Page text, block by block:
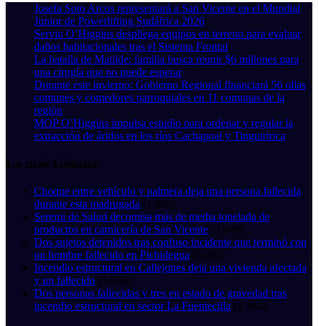
Josefa Soto Arcos representará a San Vicente en el Mundial
Junior de Powerlifting Sudáfrica 2026
Serviu O’Higgins despliega equipos en terreno para evaluar
daños habitacionales tras el Sistema Frontal
La batalla de Matilde: familia busca reunir $6 millones para
una cirugía que no puede esperar
Durante este invierno: Gobierno Regional financiará 56 ollas
comunes y comedores parroquiales en 11 comunas de la
región
MOP O’Higgins impulsa estudio para ordenar y regular la
extracción de áridos en los ríos Cachapoal y Tinguiririca
Lo más visitado
Choque entre vehículo y palmera deja una persona fallecida
durante esta madrugada (7.696)
Seremi de Salud decomisa más de media tonelada de
productos en carnicería de San Vicente (5.849)
Dos sujetos detenidos tras confuso incidente que terminó con
un hombre fallecido en Pichidegua (5.604)
Incendio estructural en Callejones deja una vivienda afectada
y un fallecido (5.098)
Dos personas fallecidas y tres en estado de gravedad tras
incendio estructural en sector La Fuentecilla (4.564)